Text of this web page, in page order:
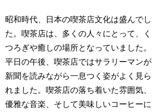
昭和時代、日本の喫茶店文化は盛んでし
た。喫茶店は、多くの人々にとって、く
つろぎや癒しの場所となっていました。
平日の午後、喫茶店ではサラリーマンが
新聞を読みながら一息つく姿がよく見ら
れました。喫茶店の落ち着いた雰囲気、
優雅な音楽、そして美味しいコーヒーに